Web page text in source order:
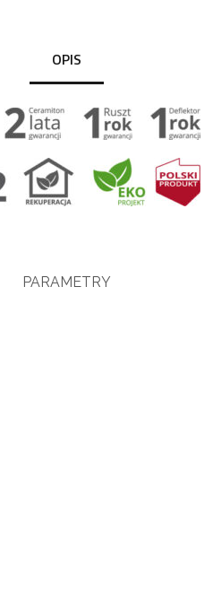
OPIS
PARAMETRY